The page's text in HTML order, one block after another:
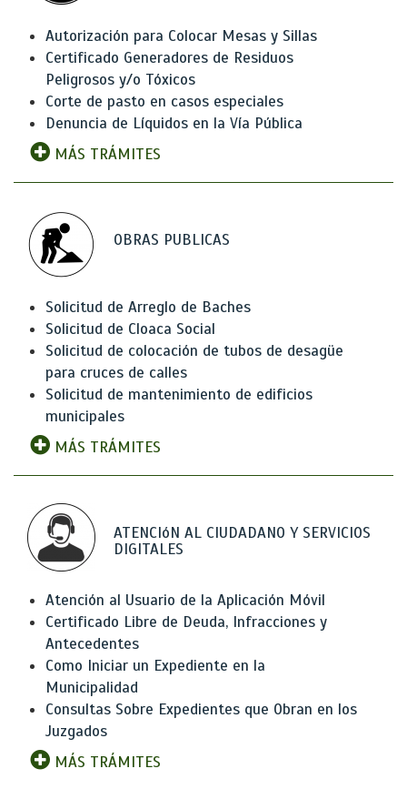
Autorización para Colocar Mesas y Sillas
Certificado Generadores de Residuos
Peligrosos y/o Tóxicos
Corte de pasto en casos especiales
Denuncia de Líquidos en la Vía Pública
MÁS TRÁMITES
OBRAS PUBLICAS
Solicitud de Arreglo de Baches
Solicitud de Cloaca Social
Solicitud de colocación de tubos de desagüe
para cruces de calles
Solicitud de mantenimiento de edificios
municipales
MÁS TRÁMITES
ATENCIóN AL CIUDADANO Y SERVICIOS
DIGITALES
Atención al Usuario de la Aplicación Móvil
Certificado Libre de Deuda, Infracciones y
Antecedentes
Como Iniciar un Expediente en la
Municipalidad
Consultas Sobre Expedientes que Obran en los
Juzgados
MÁS TRÁMITES